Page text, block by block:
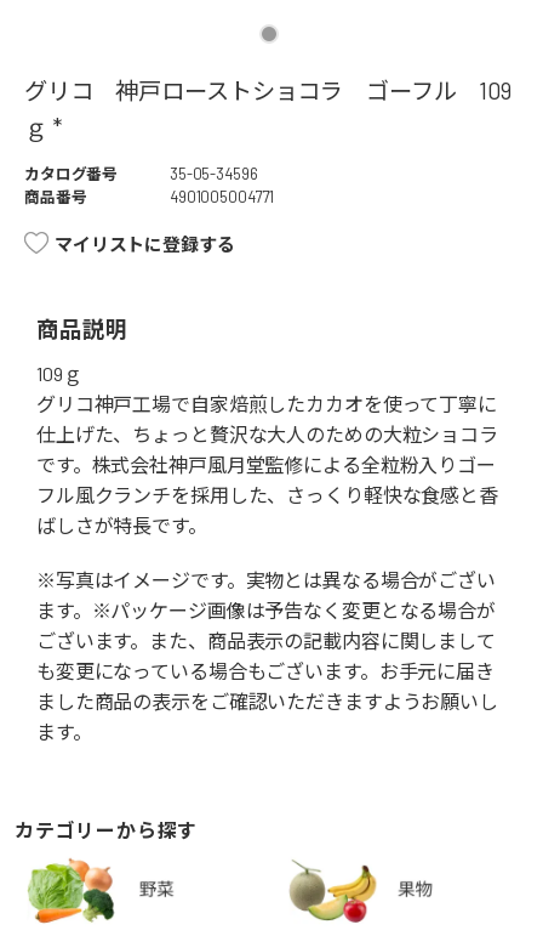
グリコ 神戸ローストショコラ ゴーフル 109
ｇ *
カタログ番号
35-05-34596
商品番号
4901005004771
マイリストに登録する
商品説明
109ｇ
グリコ神戸工場で自家焙煎したカカオを使って丁寧に
仕上げた、ちょっと贅沢な大人のための大粒ショコラ
です。株式会社神戸風月堂監修による全粒粉入りゴー
フル風クランチを採用した、さっくり軽快な食感と香
ばしさが特長です。
※写真はイメージです。実物とは異なる場合がござい
ます。※パッケージ画像は予告なく変更となる場合が
ございます。また、商品表示の記載内容に関しまして
も変更になっている場合もございます。お手元に届き
ました商品の表示をご確認いただきますようお願いし
ます。
カテゴリーから探す